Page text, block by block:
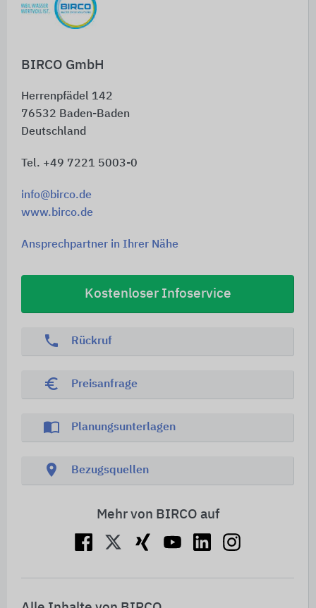
BIRCO GmbH
Herrenpfädel 142
76532 Baden-Baden
Deutschland
Tel. +49 7221 5003-0
info@birco.de
www.birco.de
Ansprechpartner in Ihrer Nähe
Kostenloser Infoservice
phone Rückruf
euro_symbol Preisanfrage
import_contacts Planungsunterlagen
location_on Bezugsquellen
Mehr von BIRCO auf
Schnelleinstiege